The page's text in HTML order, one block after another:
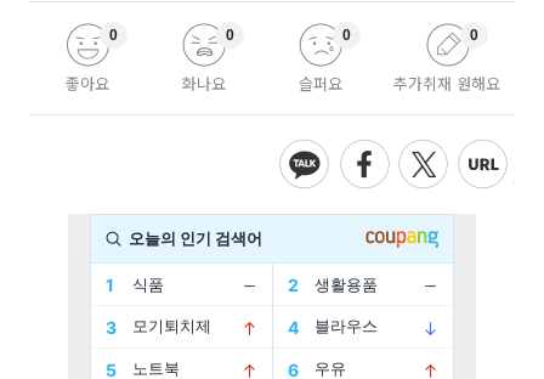
좋아요
0
화나요
0
슬퍼요
0
추가취재 원해요
0